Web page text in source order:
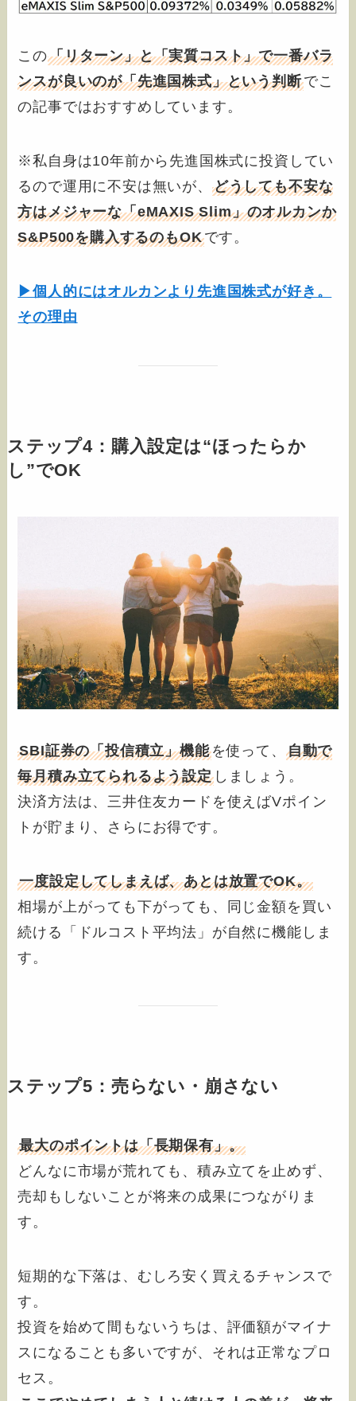
この「リターン」と「実質コスト」で一番バラ
ンスが良いのが「先進国株式」という判断でこ
の記事ではおすすめしています。
※私自身は10年前から先進国株式に投資してい
るので運用に不安は無いが、 どうしても不安な
方はメジャーな「eMAXIS Slim」のオルカンか
S&P500を購入するのもOKです。
▶個人的にはオルカンより先進国株式が好き。
その理由
ステップ4：購入設定は“ほったらか
し”でOK
SBI証券の「投信積立」機能を使って、 自動で
毎月積み立てられるよう設定しましょう。
決済方法は、三井住友カードを使えばVポイン
トが貯まり、さらにお得です。
一度設定してしまえば、あとは放置でOK。
相場が上がっても下がっても、同じ金額を買い
続ける「ドルコスト平均法」が自然に機能しま
す。
ステップ5：売らない・崩さない
最大のポイントは「長期保有」。
どんなに市場が荒れても、積み立てを止めず、
売却もしないことが将来の成果につながりま
す。
短期的な下落は、むしろ安く買えるチャンスで
す。
投資を始めて間もないうちは、評価額がマイナ
スになることも多いですが、それは正常なプロ
セス。